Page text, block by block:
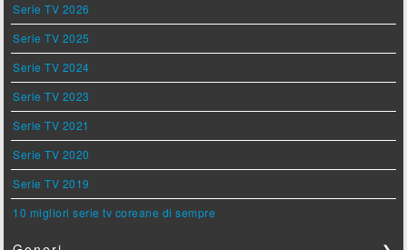
Serie TV 2026
Serie TV 2025
Serie TV 2024
Serie TV 2023
Serie TV 2021
Serie TV 2020
Serie TV 2019
10 migliori serie tv coreane di sempre